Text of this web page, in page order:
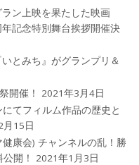
ン上映を果たした映画
記念特別舞台挨拶開催決
とみち』がグランプリ＆
開催！
2021年3月4日
てフィルム作品の歴史と
月15日
康会) チャンネルの乱！勝
開！
2021年1月3日